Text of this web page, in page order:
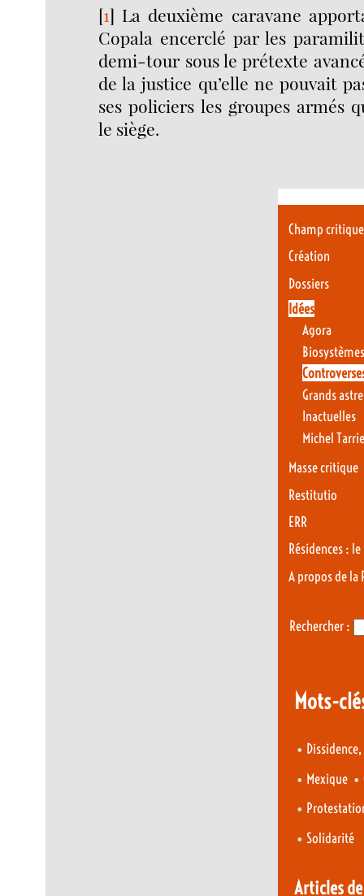
[1] La deuxième caravane
Copala encerclé par les
demi-tour sous le prétexte
de la justice qu’elle ne pouvait
ses policiers les groupes armés
le siège.
Champ critique
Création
Dossiers
Idées
Agora
Grands
Inactuelles
Michel
Masse critique
Restitutio
ERR
Résidences :
A propos de la
Rechercher :
Mots-
•
• Mexique •
•
• Solidarité
Articles